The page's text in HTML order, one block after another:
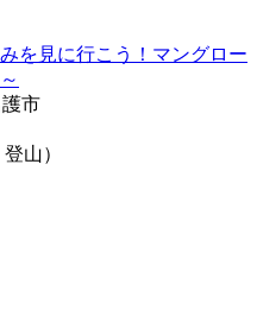
を見に行こう！マングロー
市
山）